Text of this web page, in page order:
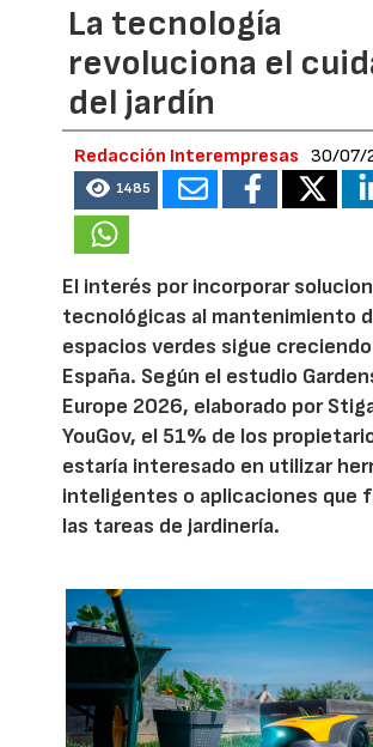
La tecnología
revoluciona el
del jardín
Redacción Interempresas 30/07/
1485
El interés por incorporar
tecnológicas al mantenimiento
espacios verdes sigue
España. Según el estudio
Europe 2026, elaborado por
YouGov, el 51% de los
estaría interesado en utilizar
inteligentes o aplicaciones que
las tareas de jardinería.